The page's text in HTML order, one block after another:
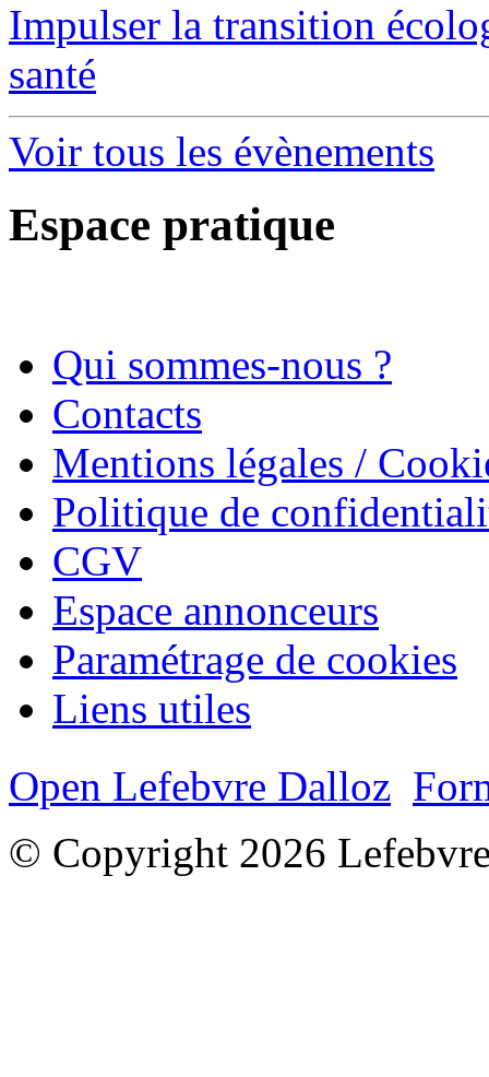
Impulser la transition
santé
Voir tous les évènements
Espace pratique
Qui sommes-nous ?
Contacts
Mentions légales /
Politique de
CGV
Espace annonceurs
Paramétrage de cookies
Liens utiles
Open Lefebvre Dalloz
© Copyright 2026